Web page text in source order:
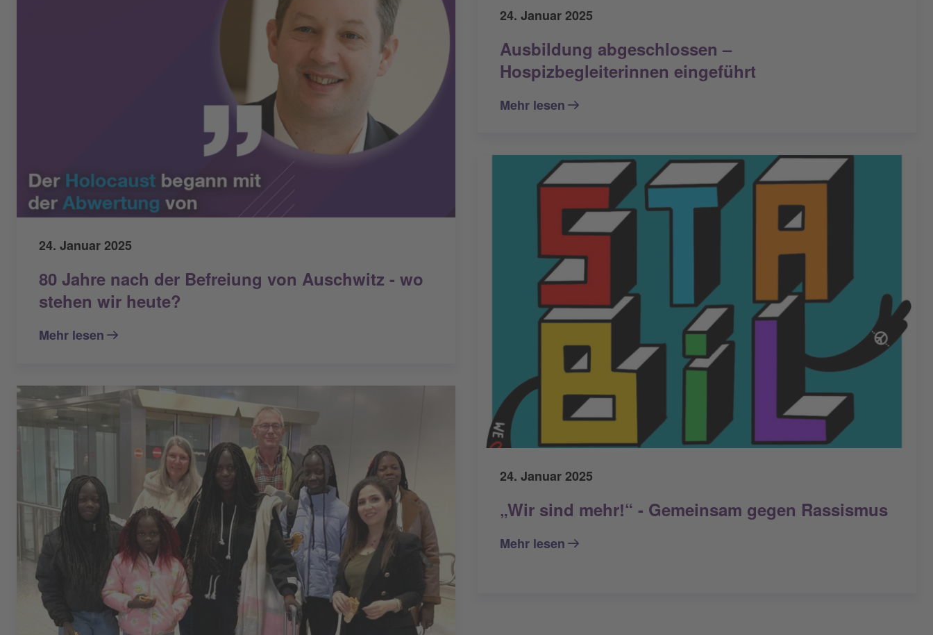
24. Januar 2025
Ausbildung abgeschlossen –
Hospizbegleiterinnen eingeführt
Mehr lesen
24. Januar 2025
80 Jahre nach der Befreiung von Auschwitz - wo
stehen wir heute?
Mehr lesen
24. Januar 2025
„Wir sind mehr!“ - Gemeinsam gegen Rassismus
Mehr lesen